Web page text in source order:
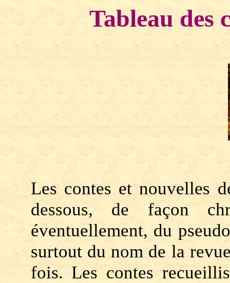
Tableau des
Les contes et nouvelles
dessous, de façon
éventuellement, du
surtout du nom de la
fois. Les contes